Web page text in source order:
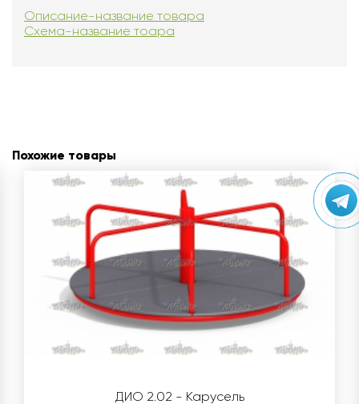
Описание-название товара
Схема-название тоара
Похожие товары
ДИО 2.02 - Карусель